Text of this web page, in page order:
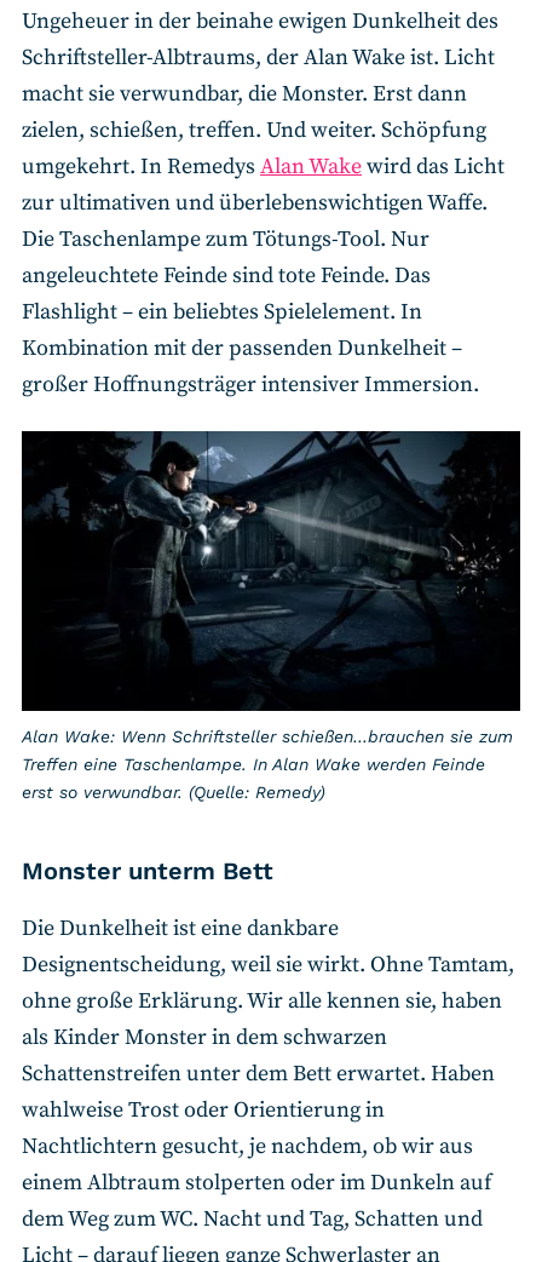
Ungeheuer in der beinahe ewigen Dunkelheit des
Schriftsteller-Albtraums, der Alan Wake ist. Licht
macht sie verwundbar, die Monster. Erst dann
zielen, schießen, treffen. Und weiter. Schöpfung
umgekehrt. In Remedys Alan Wakewird das Licht
zur ultimativen und überlebenswichtigen Waffe.
Die Taschenlampe zum Tötungs-Tool. Nur
angeleuchtete Feinde sind tote Feinde. Das
Flashlight – ein beliebtes Spielelement. In
Kombination mit der passenden Dunkelheit –
großer Hoffnungsträger intensiver Immersion.
Alan Wake: Wenn Schriftsteller schießen…brauchen sie zum
Treffen eine Taschenlampe. In Alan Wake werden Feinde
erst so verwundbar. (Quelle: Remedy)
Monster unterm Bett
Die Dunkelheit ist eine dankbare
Designentscheidung, weil sie wirkt. Ohne Tamtam,
ohne große Erklärung. Wir alle kennen sie, haben
als Kinder Monster in dem schwarzen
Schattenstreifen unter dem Bett erwartet. Haben
wahlweise Trost oder Orientierung in
Nachtlichtern gesucht, je nachdem, ob wir aus
einem Albtraum stolperten oder im Dunkeln auf
dem Weg zum WC. Nacht und Tag, Schatten und
Licht – darauf liegen ganze Schwerlaster an